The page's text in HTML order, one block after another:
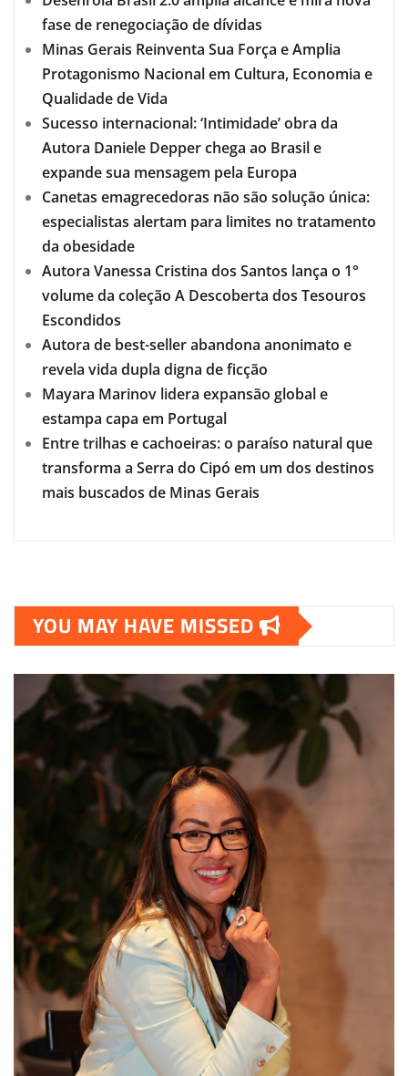
fase de renegociação de dívidas
Minas Gerais Reinventa Sua Força e Amplia
Protagonismo Nacional em Cultura, Economia e
Qualidade de Vida
Sucesso internacional: ‘Intimidade’ obra da
Autora Daniele Depper chega ao Brasil e
expande sua mensagem pela Europa
Canetas emagrecedoras não são solução única:
especialistas alertam para limites no tratamento
da obesidade
Autora Vanessa Cristina dos Santos lança o 1°
volume da coleção A Descoberta dos Tesouros
Escondidos
Autora de best-seller abandona anonimato e
revela vida dupla digna de ficção
Mayara Marinov lidera expansão global e
estampa capa em Portugal
Entre trilhas e cachoeiras: o paraíso natural que
transforma a Serra do Cipó em um dos destinos
mais buscados de Minas Gerais
YOU MAY HAVE MISSED